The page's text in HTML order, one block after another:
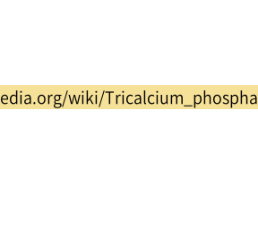
wiki/